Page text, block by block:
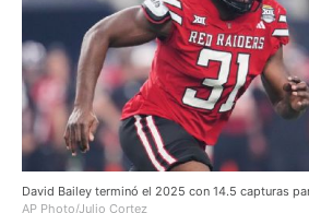
David Bailey terminó el 2025 con 14.5 capturas
AP Photo/Julio Cortez